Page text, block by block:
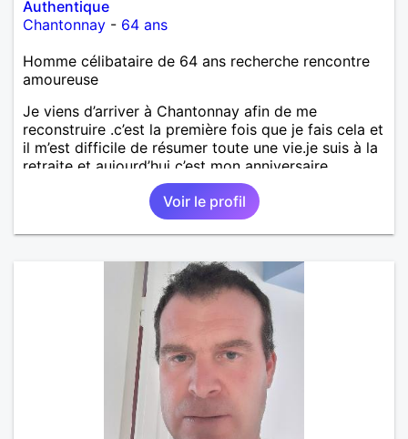
Authentique
Chantonnay - 64 ans
Homme célibataire de 64 ans recherche rencontre
amoureuse
Je viens d’arriver à Chantonnay afin de me
reconstruire .c’est la première fois que je fais cela et
il m’est difficile de résumer toute une vie.je suis à la
retraite et aujourd’hui c’est mon anniversaire
!J’aimerais rencontrer quelqu’un qui partage les
mêmes valeurs qui font de quelqu’un un être humain
Voir le profil